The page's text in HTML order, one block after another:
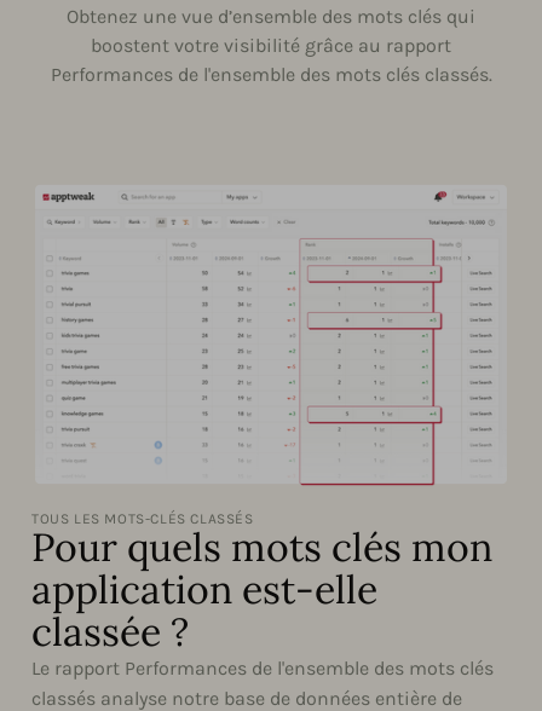
Obtenez une vue d’ensemble des mots clés qui
boostent votre visibilité grâce au rapport
Performances de l'ensemble des mots clés classés.
TOUS LES MOTS-CLÉS CLASSÉS
Pour quels mots clés mon
application est-elle
classée ?
Le rapport Performances de l'ensemble des mots clés
classés analyse notre base de données entière de